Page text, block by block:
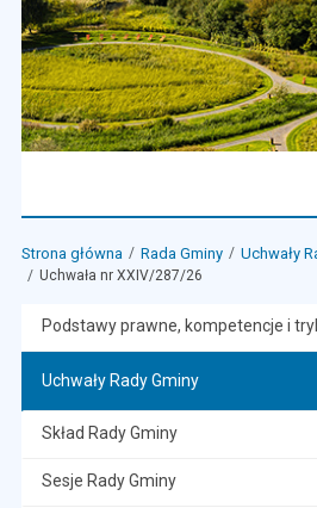
Strona główna Rada Gminy Uchwały
Uchwała nr XXIV/287/26
Podstawy prawne, kompetencje i
Uchwały Rady Gminy
Skład Rady Gminy
Sesje Rady Gminy